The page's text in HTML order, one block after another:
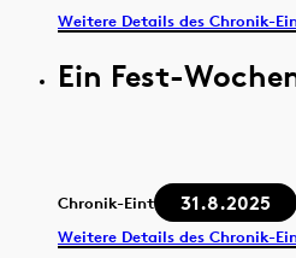
Weitere Details des Chronik-
Ein Fest-
Chronik-Eintrag 31.8.2025
Weitere Details des Chronik-